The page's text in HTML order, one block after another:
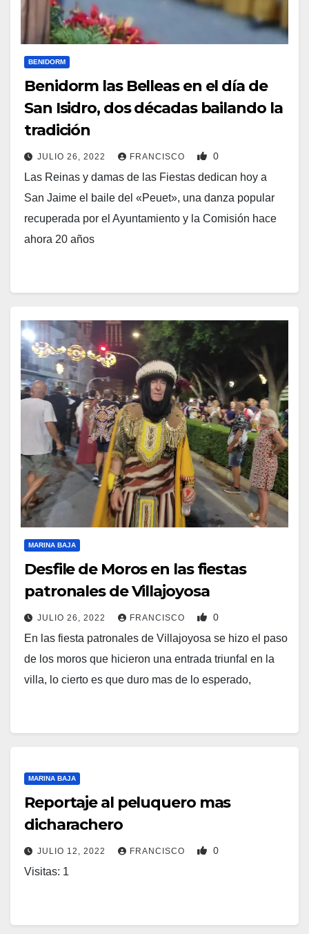
BENIDORM
Benidorm las Belleas en el día de
San Isidro, dos décadas bailando la
tradición
JULIO 26, 2022 FRANCISCO 0
Las Reinas y damas de las Fiestas dedican hoy a
San Jaime el baile del «Peuet», una danza popular
recuperada por el Ayuntamiento y la Comisión hace
ahora 20 años
MARINA BAJA
Desfile de Moros en las fiestas
patronales de Villajoyosa
JULIO 26, 2022 FRANCISCO 0
En las fiesta patronales de Villajoyosa se hizo el paso
de los moros que hicieron una entrada triunfal en la
villa, lo cierto es que duro mas de lo esperado,
MARINA BAJA
Reportaje al peluquero mas
dicharachero
JULIO 12, 2022 FRANCISCO 0
Visitas: 1